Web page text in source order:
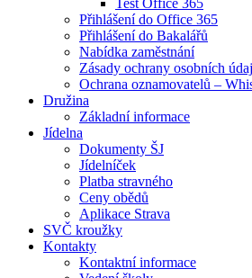
Test Office 365
Přihlášení do Office 365
Přihlášení do Bakalářů
Nabídka zaměstnání
Zásady ochrany osobních
Ochrana oznamovatelů –
Družina
Základní informace
Jídelna
Dokumenty ŠJ
Jídelníček
Platba stravného
Ceny obědů
Aplikace Strava
SVČ kroužky
Kontakty
Kontaktní informace